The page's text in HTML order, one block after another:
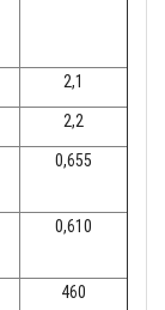
2,1
2,2
0,655
0,610
460